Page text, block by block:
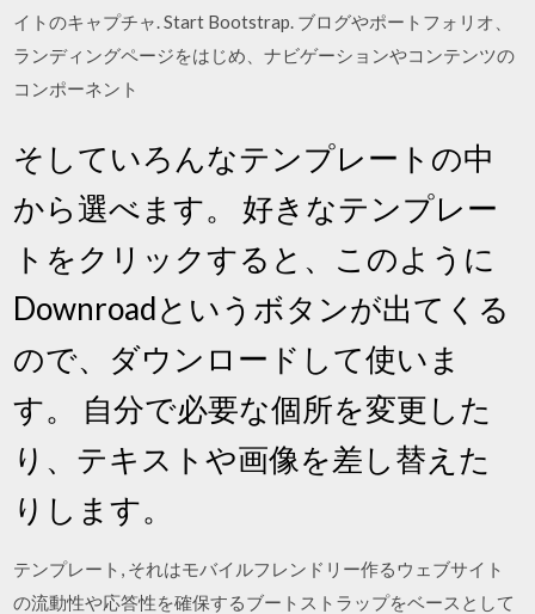
イトのキャプチャ. Start Bootstrap. ブログやポートフォリオ、
ランディングページをはじめ、ナビゲーションやコンテンツの
コンポーネント
そしていろんなテンプレートの中
から選べます。 好きなテンプレー
トをクリックすると、このように
Downroadというボタンが出てくる
ので、ダウンロードして使いま
す。 自分で必要な個所を変更した
り、テキストや画像を差し替えた
りします。
テンプレート, それはモバイルフレンドリー作るウェブサイト
の流動性や応答性を確保するブートストラップをベースとして